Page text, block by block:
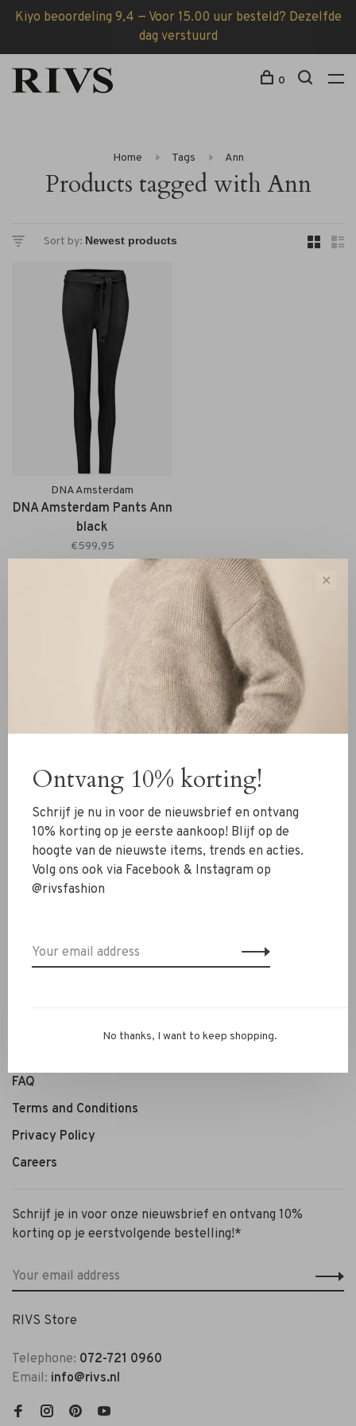
Kiyo beoordeling 9,4 — Voor 15.00 uur besteld? Dezelfde
dag verstuurd
0
Home Tags Ann
Products tagged with Ann
Sort by:
DNA Amsterdam
DNA Amsterdam Pants Ann
black
€599,95
Showing 1 - 1 of 1
New Arrivals
Shoes
Jewelry
Accessoires
SALE
About us
Exchanges & retour
FAQ
Terms and Conditions
Privacy Policy
Careers
Schrijf je in voor onze nieuwsbrief en ontvang 10%
korting op je eerstvolgende bestelling!*
RIVS Store
Telephone: 072-721 0960
Email: info@rivs.nl
✕
Ontvang 10% korting!
Schrijf je nu in voor de nieuwsbrief en ontvang
10% korting op je eerste aankoop! Blijf op de
hoogte van de nieuwste items, trends en acties.
Volg ons ook via Facebook & Instagram op
@rivsfashion
No thanks, I want to keep shopping.